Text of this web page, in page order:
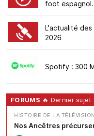
foot
L'actualité
2026
Spotify : 300
FORUMS 🔥 Dernier sujet
HISTOIRE DE LA TÉLÉVISION
Nos Ancêtres